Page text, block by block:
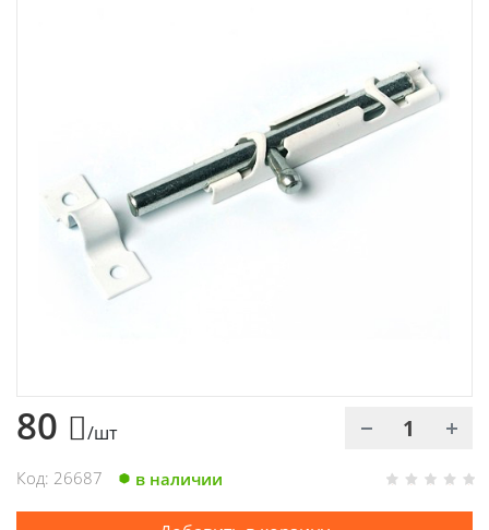
Электроды и проволока
80 /шт
Код: 26687 в наличии